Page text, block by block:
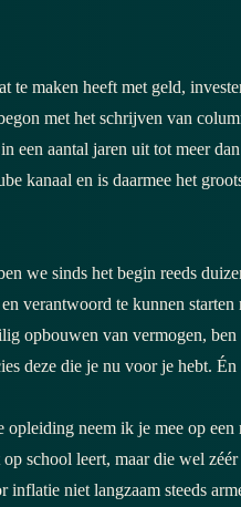
te maken heeft met geld,
met het schrijven van
een aantal jaren uit tot meer
kanaal en is daarmee het
we sinds het begin reeds
verantwoord te kunnen starten
opbouwen van vermogen,
deze die je nu voor je hebt.
neem ik je mee op een
school leert, maar die wel
niet langzaam steeds